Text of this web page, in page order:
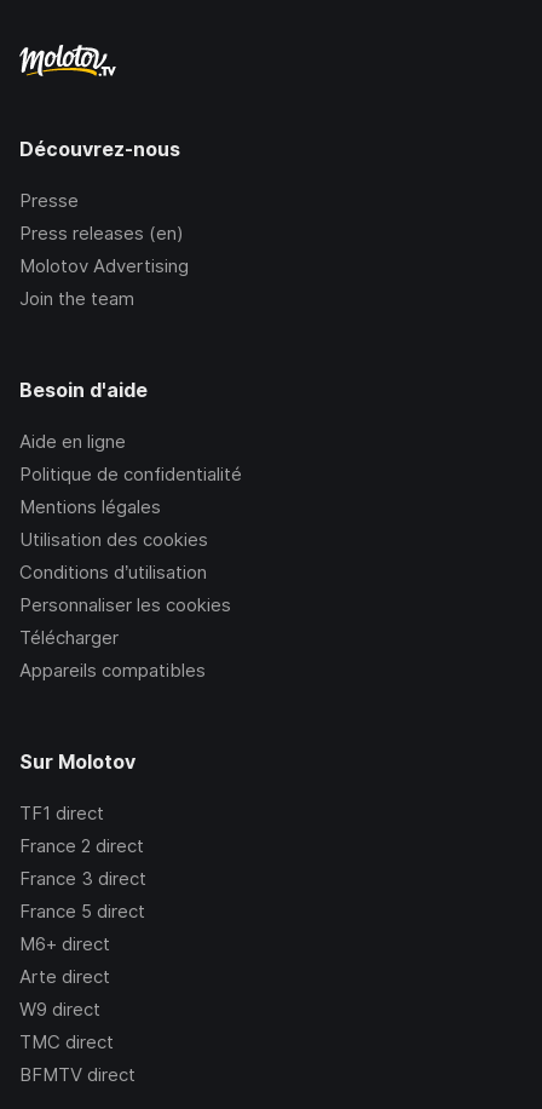
Découvrez-nous
Presse
Press releases (en)
Molotov Advertising
Join the team
Besoin d'aide
Aide en ligne
Politique de confidentialité
Mentions légales
Utilisation des cookies
Conditions d’utilisation
Personnaliser les cookies
Télécharger
Appareils compatibles
Sur Molotov
TF1 direct
France 2 direct
France 3 direct
France 5 direct
M6+ direct
Arte direct
W9 direct
TMC direct
BFMTV direct